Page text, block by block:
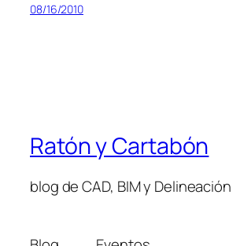
08/16/2010
Ratón y Cartabón
blog de CAD, BIM y Delineación